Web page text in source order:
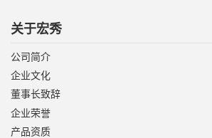
关于宏秀
公司简介
企业文化
董事长致辞
企业荣誉
产品资质